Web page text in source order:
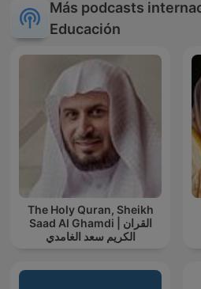
Más podcasts
Educación
The Holy Quran, Sheikh
Saad Al Ghamdi | القران
الكريم سعد الغامدي